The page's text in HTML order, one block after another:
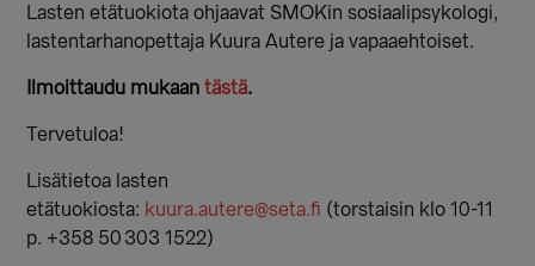
Lasten etätuokiota ohjaavat SMOKin sosiaalipsykologi,
lastentarhanopettaja Kuura Autere ja vapaaehtoiset.
Ilmoittaudu mukaantästä.
Tervetuloa!
Lisätietoa lasten
etätuokiosta: kuura.autere@seta.fi (torstaisin klo 10-11
p. +358 50 303 1522)